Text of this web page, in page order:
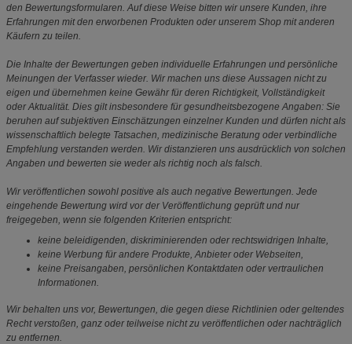
den Bewertungsformularen. Auf diese Weise bitten wir unsere Kunden, ihre
Erfahrungen mit den erworbenen Produkten oder unserem Shop mit anderen
Käufern zu teilen.
Die Inhalte der Bewertungen geben individuelle Erfahrungen und persönliche
Meinungen der Verfasser wieder. Wir machen uns diese Aussagen nicht zu
eigen und übernehmen keine Gewähr für deren Richtigkeit, Vollständigkeit
oder Aktualität. Dies gilt insbesondere für gesundheitsbezogene Angaben: Sie
beruhen auf subjektiven Einschätzungen einzelner Kunden und dürfen nicht als
wissenschaftlich belegte Tatsachen, medizinische Beratung oder verbindliche
Empfehlung verstanden werden. Wir distanzieren uns ausdrücklich von solchen
Angaben und bewerten sie weder als richtig noch als falsch.
Wir veröffentlichen sowohl positive als auch negative Bewertungen. Jede
eingehende Bewertung wird vor der Veröffentlichung geprüft und nur
freigegeben, wenn sie folgenden Kriterien entspricht:
keine beleidigenden, diskriminierenden oder rechtswidrigen Inhalte,
keine Werbung für andere Produkte, Anbieter oder Webseiten,
keine Preisangaben, persönlichen Kontaktdaten oder vertraulichen
Informationen.
Wir behalten uns vor, Bewertungen, die gegen diese Richtlinien oder geltendes
Recht verstoßen, ganz oder teilweise nicht zu veröffentlichen oder nachträglich
zu entfernen.